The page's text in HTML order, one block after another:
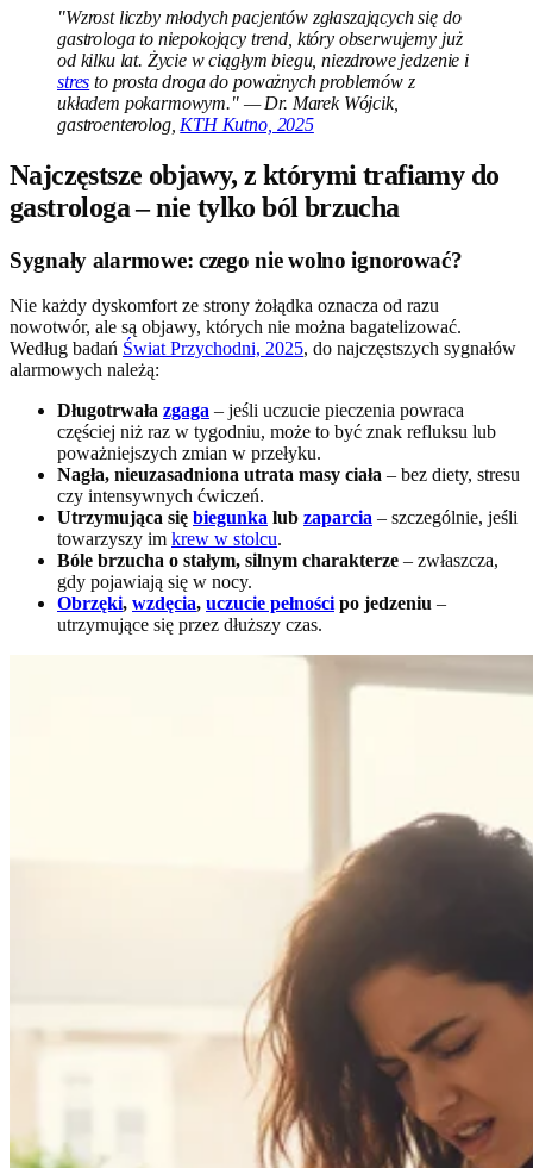
"Wzrost liczby młodych pacjentów zgłaszających się do
gastrologa to niepokojący trend, który obserwujemy już
od kilku lat. Życie w ciągłym biegu, niezdrowe jedzenie i
stres to prosta droga do poważnych problemów z
układem pokarmowym." — Dr. Marek Wójcik,
gastroenterolog, KTH Kutno, 2025
Najczęstsze objawy, z którymi trafiamy do
gastrologa – nie tylko ból brzucha
Sygnały alarmowe: czego nie wolno ignorować?
Nie każdy dyskomfort ze strony żołądka oznacza od razu
nowotwór, ale są objawy, których nie można bagatelizować.
Według badań Świat Przychodni, 2025, do najczęstszych sygnałów
alarmowych należą:
Długotrwała zgaga – jeśli uczucie pieczenia powraca
częściej niż raz w tygodniu, może to być znak refluksu lub
poważniejszych zmian w przełyku.
Nagła, nieuzasadniona utrata masy ciała – bez diety, stresu
czy intensywnych ćwiczeń.
Utrzymująca się biegunka lub zaparcia – szczególnie, jeśli
towarzyszy im krew w stolcu.
Bóle brzucha o stałym, silnym charakterze – zwłaszcza,
gdy pojawiają się w nocy.
Obrzęki, wzdęcia, uczucie pełności po jedzeniu –
utrzymujące się przez dłuższy czas.